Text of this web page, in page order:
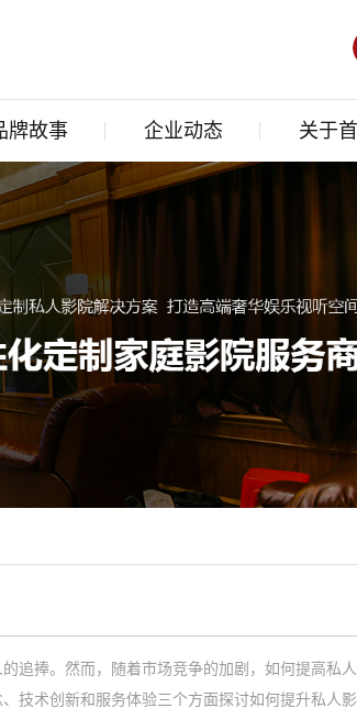
牌故事
猛牌音响
国路创
Control4
麦丹拿
丹麦达尼
阿酷司
大利SIM2
国优派
企业动态
公司新闻
品牌资讯
关于
公司简
企业文
资质
发展
追捧。然而，随着市场竞争的加剧，如何提高私
技术创新和服务体验三个方面探讨如何提升私人